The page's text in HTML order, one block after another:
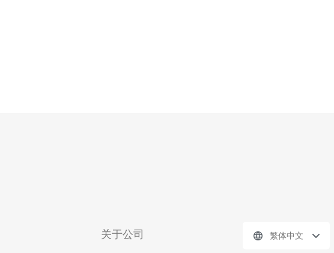
关于公司 繁体中文